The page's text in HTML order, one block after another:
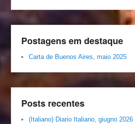
Postagens em destaque
Carta de Buenos Aires, maio 2025
Posts recentes
(Italiano) Diario Italiano, giugno 2026